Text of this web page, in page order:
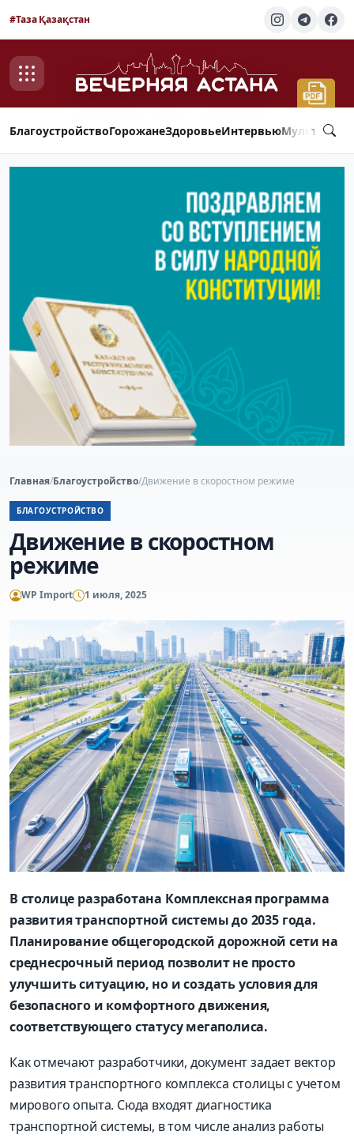
#Таза Қазақстан
БлагоустройствоГорожанеЗдоровьеИнтервью
Главная/Благоустройство/Движение в скоростном режиме
БЛАГОУСТРОЙСТВО
Движение в скоростном
режиме
WP Import 1 июля, 2025
В столице разработана Комплексная программа
развития транспортной системы до 2035 года.
Планирование общегородской дорожной сети на
среднесрочный период позволит не просто
улучшить ситуацию, но и создать условия для
безопасного и комфортного движения,
соответствующего статусу мегаполиса.
Как отмечают разработчики, документ задает вектор
развития транспортного комплекса столицы с учетом
мирового опыта. Сюда входят диагностика
транспортной системы, в том числе анализ работы